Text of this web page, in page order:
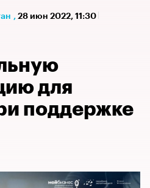
, 28 июн 2022, 11:30
для
поддержке